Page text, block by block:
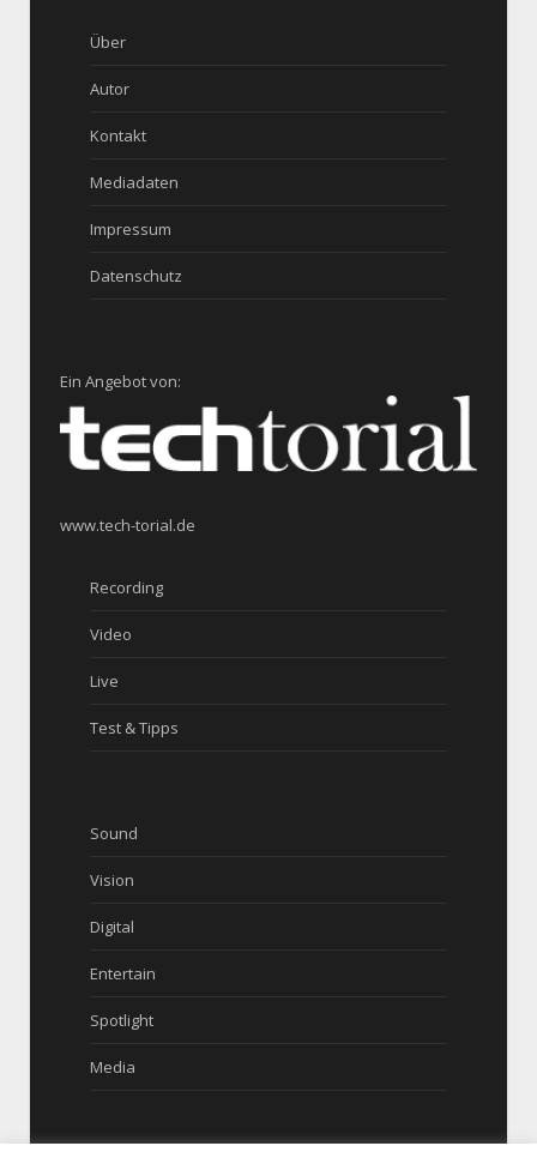
Über
Autor
Kontakt
Mediadaten
Impressum
Datenschutz
Ein Angebot von:
www.tech-torial.de
Recording
Video
Live
Test & Tipps
Sound
Vision
Digital
Entertain
Spotlight
Media